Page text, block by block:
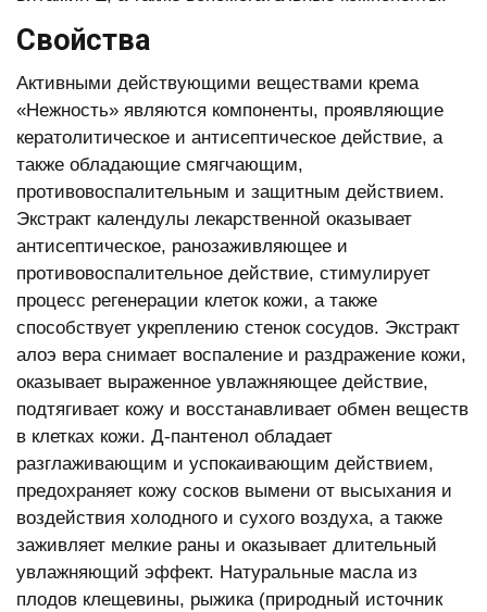
Свойства
Активными действующими веществами крема
«Нежность» являются компоненты, проявляющие
кератолитическое и антисептическое действие, а
также обладающие смягчающим,
противовоспалительным и защитным действием.
Экстракт календулы лекарственной оказывает
антисептическое, ранозаживляющее и
противовоспалительное действие, стимулирует
процесс регенерации клеток кожи, а также
способствует укреплению стенок сосудов. Экстракт
алоэ вера снимает воспаление и раздражение кожи,
оказывает выраженное увлажняющее действие,
подтягивает кожу и восстанавливает обмен веществ
в клетках кожи. Д-пантенол обладает
разглаживающим и успокаивающим действием,
предохраняет кожу сосков вымени от высыхания и
воздействия холодного и сухого воздуха, а также
заживляет мелкие раны и оказывает длительный
увлажняющий эффект. Натуральные масла из
плодов клещевины, рыжика (природный источник